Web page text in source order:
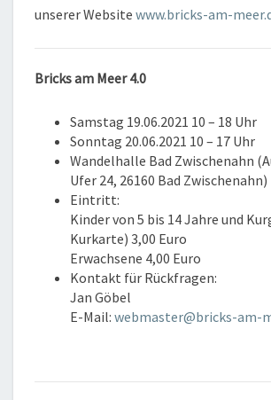
unserer Website www.bricks-am-
Bricks am Meer 4.0
Samstag 19.06.2021 10 – 18 Uhr
Sonntag 20.06.2021 10 – 17 Uhr
Wandelhalle Bad Zwischenahn
Ufer 24, 26160 Bad Zwischenahn)
Eintritt:
Kinder von 5 bis 14 Jahre und
Kurkarte) 3,00 Euro
Erwachsene 4,00 Euro
Kontakt für Rückfragen:
Jan Göbel
E-Mail: webmaster@bricks-am-